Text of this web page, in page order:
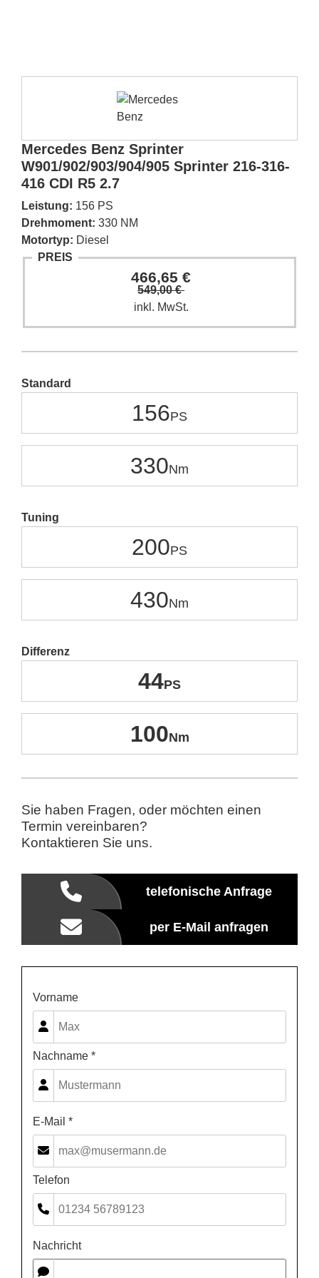
Mercedes Benz Sprinter
W901/902/903/904/905 Sprinter 216-316-
416 CDI R5 2.7
Leistung: 156 PS
Drehmoment: 330 NM
Motortyp: Diesel
PREIS
466,65 €
549,00 €
inkl. MwSt.
Standard
156
330
Tuning
200
430
Differenz
44
100
Sie haben Fragen, oder möchten einen
Termin vereinbaren?
Kontaktieren Sie uns.
telefonische Anfrage
per E-Mail anfragen
Vorname
Nachname *
E-Mail *
Telefon
Nachricht